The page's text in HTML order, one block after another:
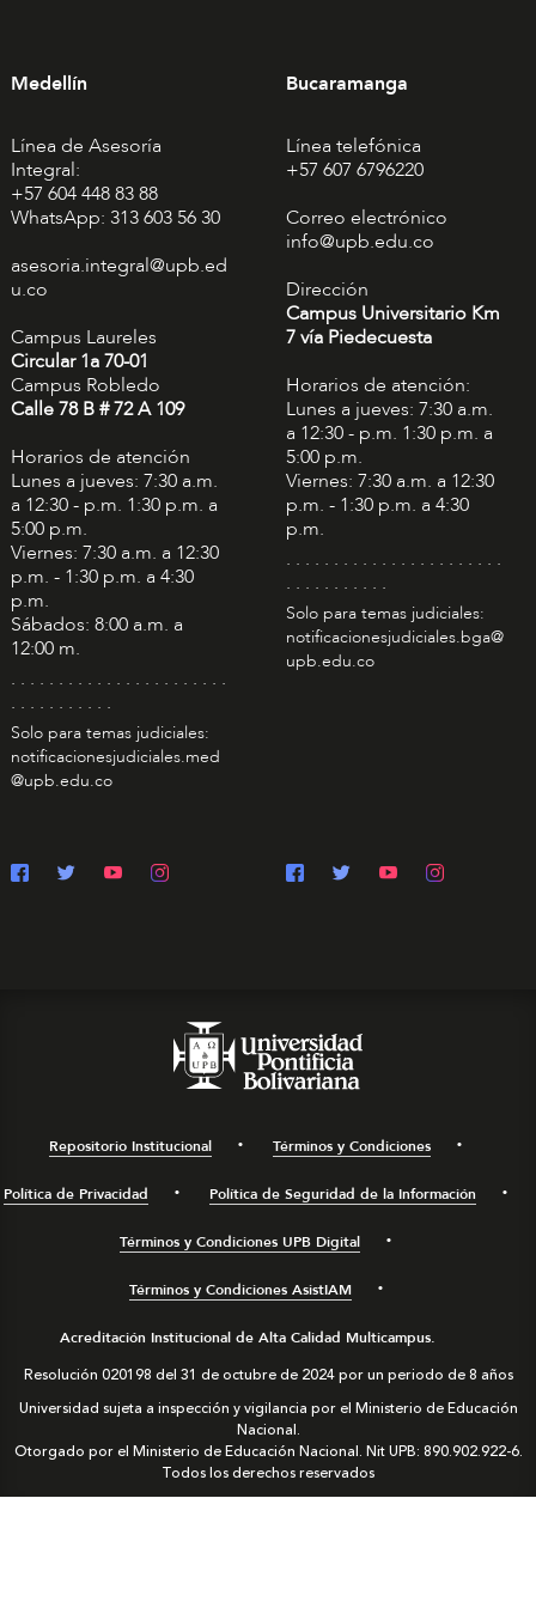
Medellín
Línea de Asesoría
Integral:
+57 604 448 83 88
WhatsApp: 313 603 56 30
asesoria.integral@upb.ed
u.co
Campus Laureles
Circular 1a 70-01
Campus Robledo
Calle 78 B # 72 A 109
Horarios de atención
Lunes a jueves: 7:30 a.m.
a 12:30 - p.m. 1:30 p.m. a
5:00 p.m.
Viernes: 7:30 a.m. a 12:30
p.m. - 1:30 p.m. a 4:30
p.m.
Sábados: 8:00 a.m. a
12:00 m.
. . . . . . . . . . . . . . . . . . . . . . .
. . . . . . . . . . .
Solo para temas judiciales:
notificacionesjudiciales.med
@upb.edu.co
Bucaramanga
Línea telefónica
+57 607 6796220
Correo electrónico
info@upb.edu.co
Dirección
Campus Universitario Km
7 vía Piedecuesta
Horarios de atención:
Lunes a jueves: 7:30 a.m.
a 12:30 - p.m. 1:30 p.m. a
5:00 p.m.
Viernes: 7:30 a.m. a 12:30
p.m. - 1:30 p.m. a 4:30
p.m.
. . . . . . . . . . . . . . . . . . . . . . .
. . . . . . . . . . .
Solo para temas judiciales:
notificacionesjudiciales.bga@
upb.edu.co
Repositorio Institucional Términos y Condiciones
Política de Privacidad Política de Seguridad de la Información
Términos y Condiciones UPB Digital
Términos y Condiciones AsistIAM
Acreditación Institucional de Alta Calidad Multicampus.
Resolución 020198 del 31 de octubre de 2024 por un periodo de 8 años
Universidad sujeta a inspección y vigilancia por el Ministerio de Educación
Nacional.
Otorgado por el Ministerio de Educación Nacional. Nit UPB: 890.902.922-6.
Todos los derechos reservados